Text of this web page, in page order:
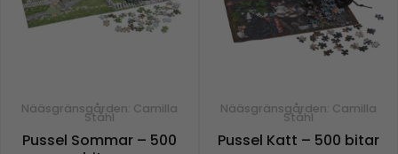
Nääsgränsgården: Camilla
Ståhl
Pussel Sommar – 500
Nääsgränsgården: Camilla
Ståhl
Pussel Katt – 500 bitar